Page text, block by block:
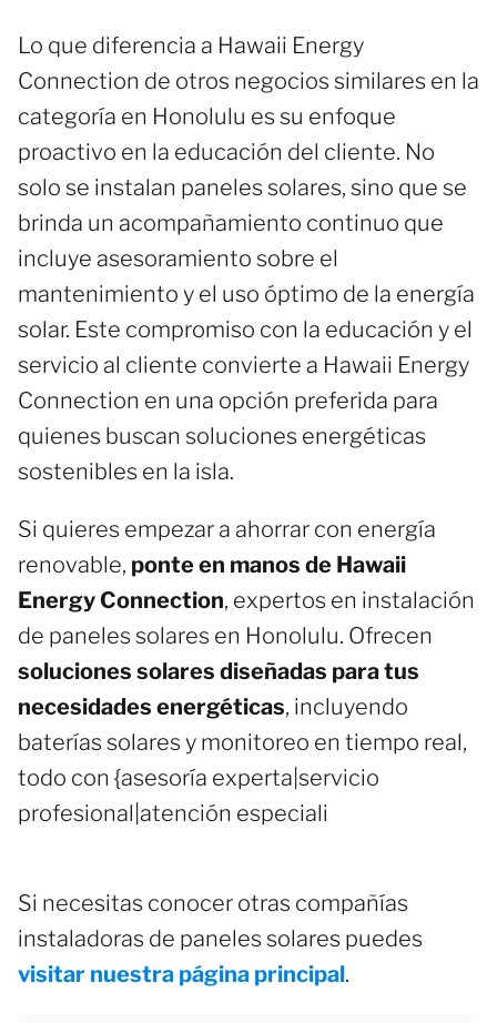
Lo que diferencia a Hawaii Energy
Connection de otros negocios similares en la
categoría en Honolulu es su enfoque
proactivo en la educación del cliente. No
solo se instalan paneles solares, sino que se
brinda un acompañamiento continuo que
incluye asesoramiento sobre el
mantenimiento y el uso óptimo de la energía
solar. Este compromiso con la educación y el
servicio al cliente convierte a Hawaii Energy
Connection en una opción preferida para
quienes buscan soluciones energéticas
sostenibles en la isla.
Si quieres empezar a ahorrar con energía
renovable, ponte en manos de Hawaii
Energy Connection, expertos en instalación
de paneles solares en Honolulu. Ofrecen
soluciones solares diseñadas para tus
necesidades energéticas, incluyendo
baterías solares y monitoreo en tiempo real,
todo con {asesoría experta|servicio
profesional|atención especiali
Si necesitas conocer otras compañías
instaladoras de paneles solares puedes
visitar nuestra página principal.